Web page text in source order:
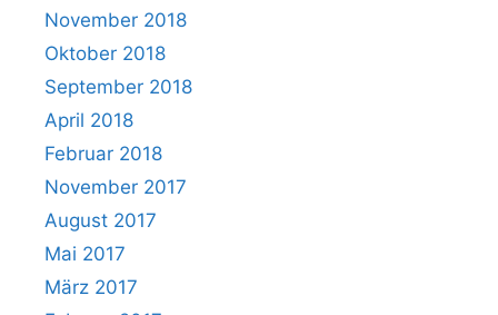
November 2018
Oktober 2018
September 2018
April 2018
Februar 2018
November 2017
August 2017
Mai 2017
März 2017